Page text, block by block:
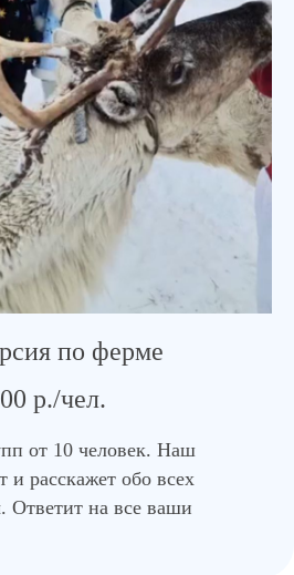
по ферме
р./чел.
от 10 человек. Наш
и расскажет обо всех
Ответит на все ваши